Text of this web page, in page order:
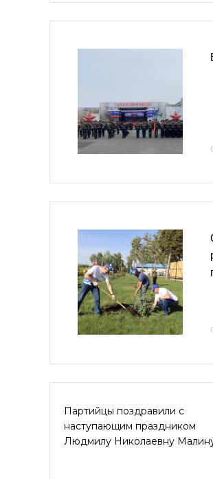
Партийцы поздравили с
наступающим праздником
Людмилу Николаевну